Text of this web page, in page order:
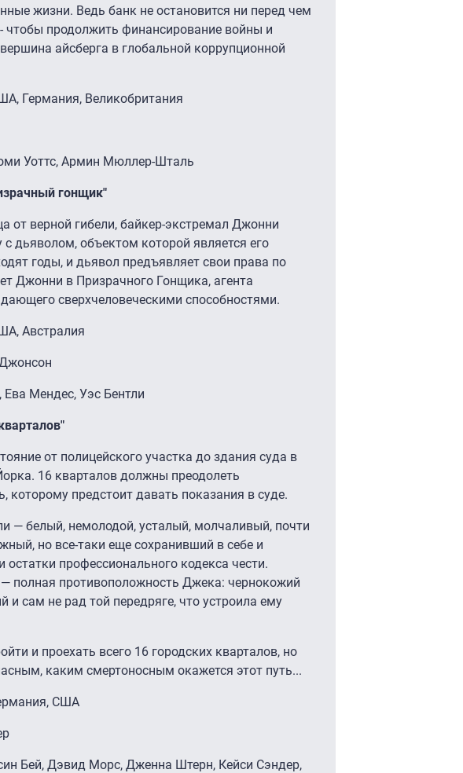
жизни. Ведь банк не остановится ни перед чем
чтобы продолжить финансирование войны и
айсберга в глобальной коррупционной
Германия, Великобритания
Уоттс, Армин Мюллер-Шталь
гонщик"
от верной гибели, байкер-экстремал Джонни
дьяволом, объектом которой является его
годы, и дьявол предъявляет свои права по
Джонни в Призрачного Гонщика, агента
сверхчеловеческими способностями.
Австралия
Мендес, Уэс Бентли
от полицейского участка до здания суда в
16 кварталов должны преодолеть
которому предстоит давать показания в суде.
— белый, немолодой, усталый, молчаливый, почти
но все-таки еще сохранивший в себе и
остатки профессионального кодекса чести.
полная противоположность Джека: чернокожий
и сам не рад той передряге, что устроила ему
и проехать всего 16 городских кварталов, но
каким смертоносным окажется этот путь...
США
Бей, Дэвид Морс, Дженна Штерн, Кейси Сэндер,